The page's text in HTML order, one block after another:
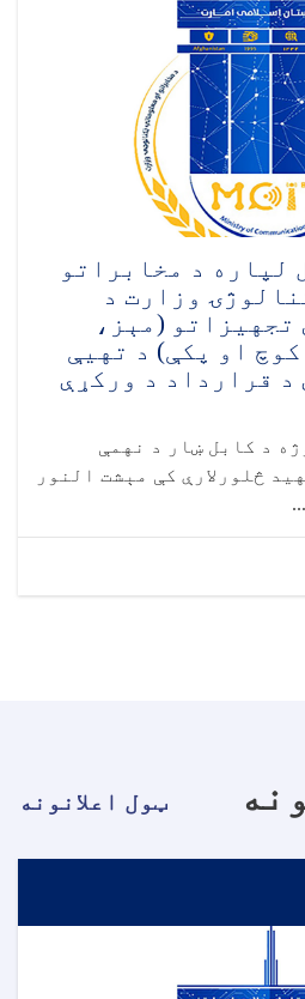
کال لپاره د مخابراتو
وزارت د
تجهیزاتو (مېز،
او پکې) د تهيې
د قرارداد د ورکړې
د کابل ښار د نهمې
څلورلارې کې مېشت النور
ټول اعلانونه